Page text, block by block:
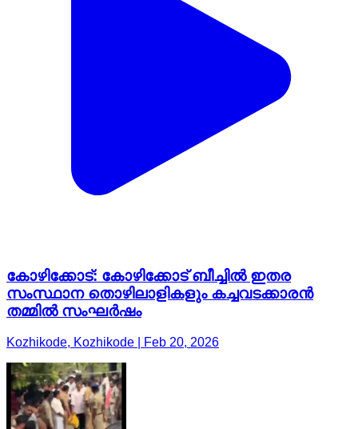
കോഴിക്കോട്: കോഴിക്കോട് ബീച്ചിൽ ഇതര
സംസ്ഥാന തൊഴിലാളികളും കച്ചവടക്കാരൻ
തമ്മിൽ സംഘർഷം
Kozhikode, Kozhikode | Feb 20, 2026